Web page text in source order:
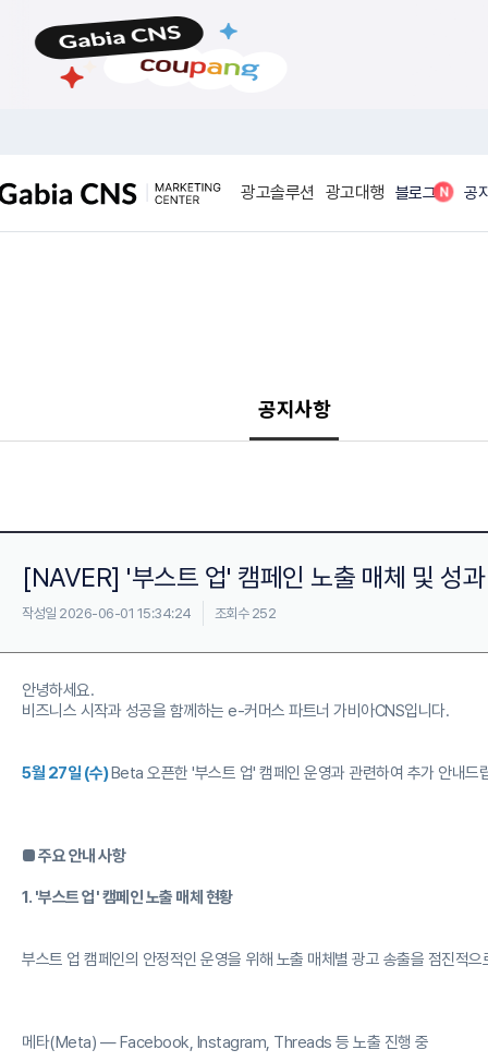
광고솔루션 광고대행 블로그 N 공
공지사항
[NAVER] '부스트 업' 캠페인 노출 매체 및 성
작성일 2026-06-01 15:34:24 조회수 252
안녕하세요.
비즈니스 시작과 성공을 함께하는 e-커머스 파트너 가비아CNS입니다.
5월 27일 (수)Beta 오픈한 '부스트 업' 캠페인 운영과 관련하여 추가 안내드
■ 주요 안내 사항
1. '부스트 업' 캠페인 노출 매체 현황
부스트 업 캠페인의 안정적인 운영을 위해 노출 매체별 광고 송출을 점진적
메타(Meta) — Facebook, Instagram, Threads 등 노출 진행 중